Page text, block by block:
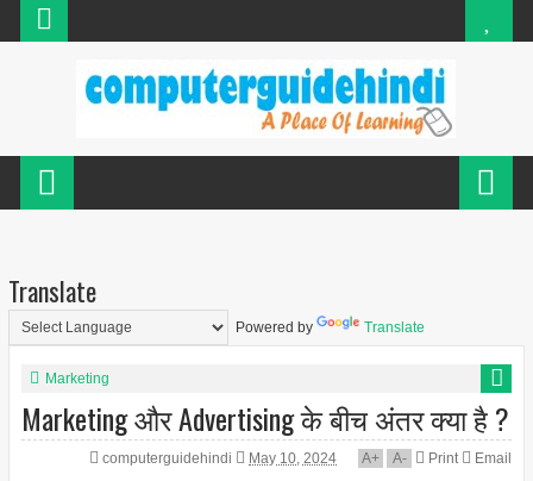
Translate
Powered by Translate
Marketing
Marketing और Advertising के बीच अंतर क्या है ?
computerguidehindi May 10, 2024 A+ A- Print Email